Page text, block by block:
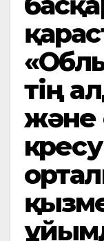
тің
және
күресу